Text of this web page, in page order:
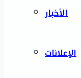
الأخبار
الإعلانات